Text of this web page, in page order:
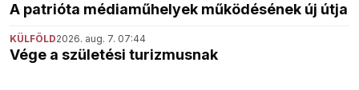
A patrióta médiaműhelyek működésének új útja
KÜLFÖLD2026. aug. 7. 07:44
Vége a születési turizmusnak